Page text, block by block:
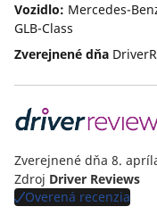
Vozidlo: Mercedes-
GLB-Class
Zverejnené dňa
Zverejnené dňa 8.
Zdroj Driver Reviews
Overená recenzia